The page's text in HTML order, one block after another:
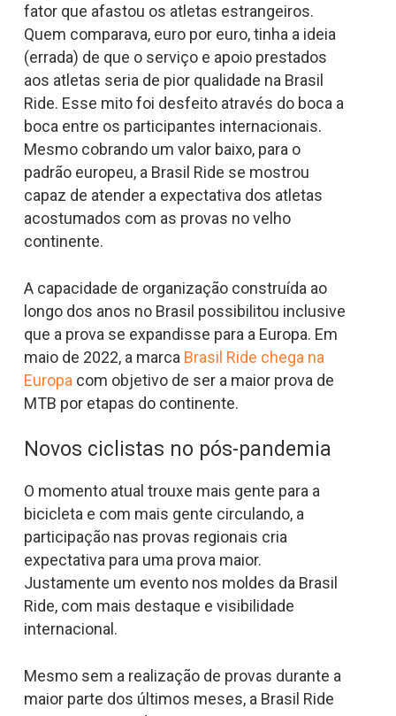
fator que afastou os atletas estrangeiros.
Quem comparava, euro por euro, tinha a ideia
(errada) de que o serviço e apoio prestados
aos atletas seria de pior qualidade na Brasil
Ride. Esse mito foi desfeito através do boca a
boca entre os participantes internacionais.
Mesmo cobrando um valor baixo, para o
padrão europeu, a Brasil Ride se mostrou
capaz de atender a expectativa dos atletas
acostumados com as provas no velho
continente.
A capacidade de organização construída ao
longo dos anos no Brasil possibilitou inclusive
que a prova se expandisse para a Europa. Em
maio de 2022, a marca Brasil Ride chega na
Europa com objetivo de ser a maior prova de
MTB por etapas do continente.
Novos ciclistas no pós-pandemia
O momento atual trouxe mais gente para a
bicicleta e com mais gente circulando, a
participação nas provas regionais cria
expectativa para uma prova maior.
Justamente um evento nos moldes da Brasil
Ride, com mais destaque e visibilidade
internacional.
Mesmo sem a realização de provas durante a
maior parte dos últimos meses, a Brasil Ride